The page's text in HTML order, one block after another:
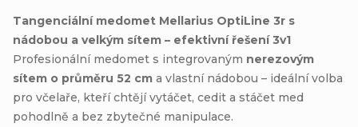
Tangenciální medomet Mellarius OptiLine 3r s
nádobou a velkým sítem – efektivní řešení 3v1
Profesionální medomet s integrovaným nerezovým
sítem o průměru 52 cm a vlastní nádobou – ideální volba
pro včelaře, kteří chtějí vytáčet, cedit a stáčet med
pohodlně a bez zbytečné manipulace.